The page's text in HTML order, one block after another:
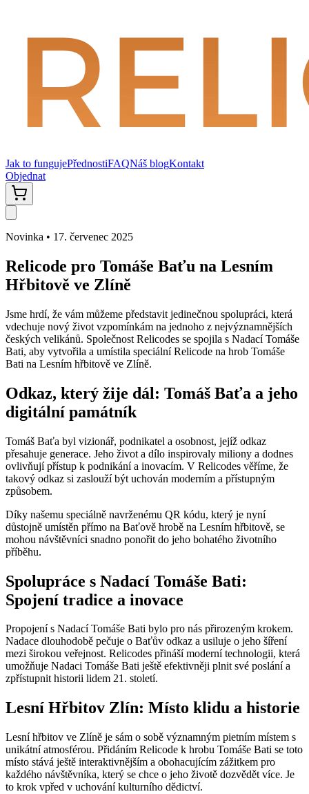
Jak to fungujePřednostiFAQNáš blogKontakt
Objednat
Novinka • 17. červenec 2025
Relicode pro Tomáše Baťu na Lesním
Hřbitově ve Zlíně
Jsme hrdí, že vám můžeme představit jedinečnou spolupráci, která
vdechuje nový život vzpomínkám na jednoho z nejvýznamnějších
českých velikánů. Společnost Relicodes se spojila s Nadací Tomáše
Bati, aby vytvořila a umístila speciální Relicode na hrob Tomáše
Bati na Lesním hřbitově ve Zlíně.
Odkaz, který žije dál: Tomáš Baťa a jeho
digitální památník
Tomáš Baťa byl vizionář, podnikatel a osobnost, jejíž odkaz
přesahuje generace. Jeho život a dílo inspirovaly miliony a dodnes
ovlivňují přístup k podnikání a inovacím. V Relicodes věříme, že
takový odkaz si zaslouží být uchován moderním a přístupným
způsobem.
Díky našemu speciálně navrženému QR kódu, který je nyní
důstojně umístěn přímo na Baťově hrobě na Lesním hřbitově, se
mohou návštěvníci snadno ponořit do jeho bohatého životního
příběhu.
Spolupráce s Nadací Tomáše Bati:
Spojení tradice a inovace
Propojení s Nadací Tomáše Bati bylo pro nás přirozeným krokem.
Nadace dlouhodobě pečuje o Baťův odkaz a usiluje o jeho šíření
mezi širokou veřejnost. Relicodes přináší moderní technologii, která
umožňuje Nadaci Tomáše Bati ještě efektivněji plnit své poslání a
zpřístupnit historii lidem 21. století.
Lesní Hřbitov Zlín: Místo klidu a historie
Lesní hřbitov ve Zlíně je sám o sobě významným pietním místem s
unikátní atmosférou. Přidáním Relicode k hrobu Tomáše Bati se toto
místo stává ještě interaktivnějším a obohacujícím zážitkem pro
každého návštěvníka, který se chce o jeho životě dozvědět více. Je
to krok vpřed v uchování kulturního dědictví.